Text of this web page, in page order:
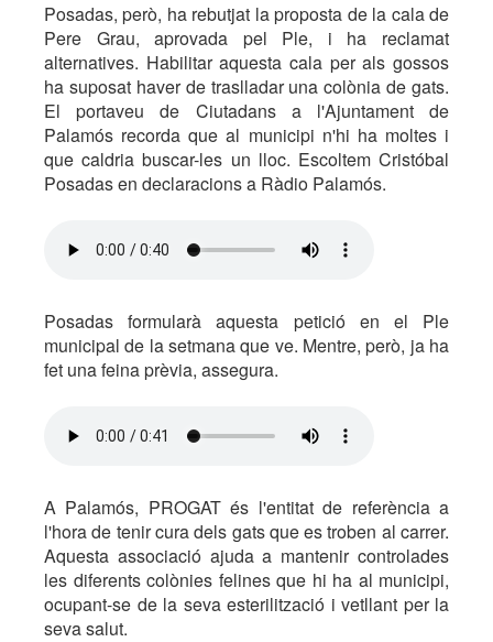
Posadas, però, ha rebutjat la proposta de la cala de
Pere Grau, aprovada pel Ple, i ha reclamat
alternatives. Habilitar aquesta cala per als gossos
ha suposat haver de traslladar una colònia de gats.
El portaveu de Ciutadans a l'Ajuntament de
Palamós recorda que al municipi n'hi ha moltes i
que caldria buscar-les un lloc. Escoltem Cristóbal
Posadas en declaracions a Ràdio Palamós.
Posadas formularà aquesta petició en el Ple
municipal de la setmana que ve. Mentre, però, ja ha
fet una feina prèvia, assegura.
A Palamós, PROGAT és l'entitat de referència a
l'hora de tenir cura dels gats que es troben al carrer.
Aquesta associació ajuda a mantenir controlades
les diferents colònies felines que hi ha al municipi,
ocupant-se de la seva esterilització i vetllant per la
seva salut.